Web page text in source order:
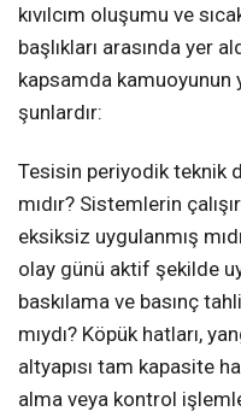
kıvılcım oluşumu ve
başlıkları arasında yer
kapsamda kamuoyunun
şunlardır:
Tesisin periyodik teknik
mıdır? Sistemlerin
eksiksiz uygulanmış
olay günü aktif şekilde
baskılama ve basınç
mıydı? Köpük hatları,
altyapısı tam kapasite
alma veya kontrol